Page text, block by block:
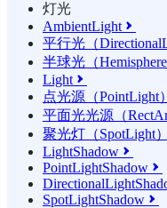
灯光
AmbientLight 
平行光（
半球光（
Light 
点光源（PointLight）
平面光光源（
聚光灯（SpotLight）
LightShadow 
PointLightShadow 
SpotLightShadow 